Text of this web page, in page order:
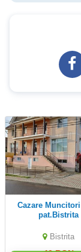
Cazare Muncitori 40lei
pat.Bistrita
Bistrita